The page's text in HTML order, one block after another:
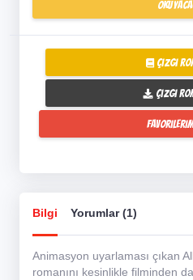
Çizgi
Çizgi
Bilgi Yorumlar (1)
Animasyon uyarlaması çıkan
romanını kesinlikle filminden